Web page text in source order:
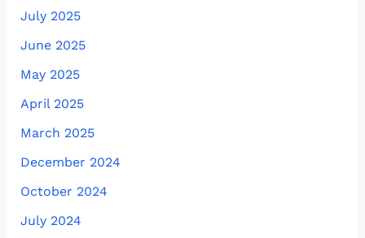
July 2025
June 2025
May 2025
April 2025
March 2025
December 2024
October 2024
July 2024